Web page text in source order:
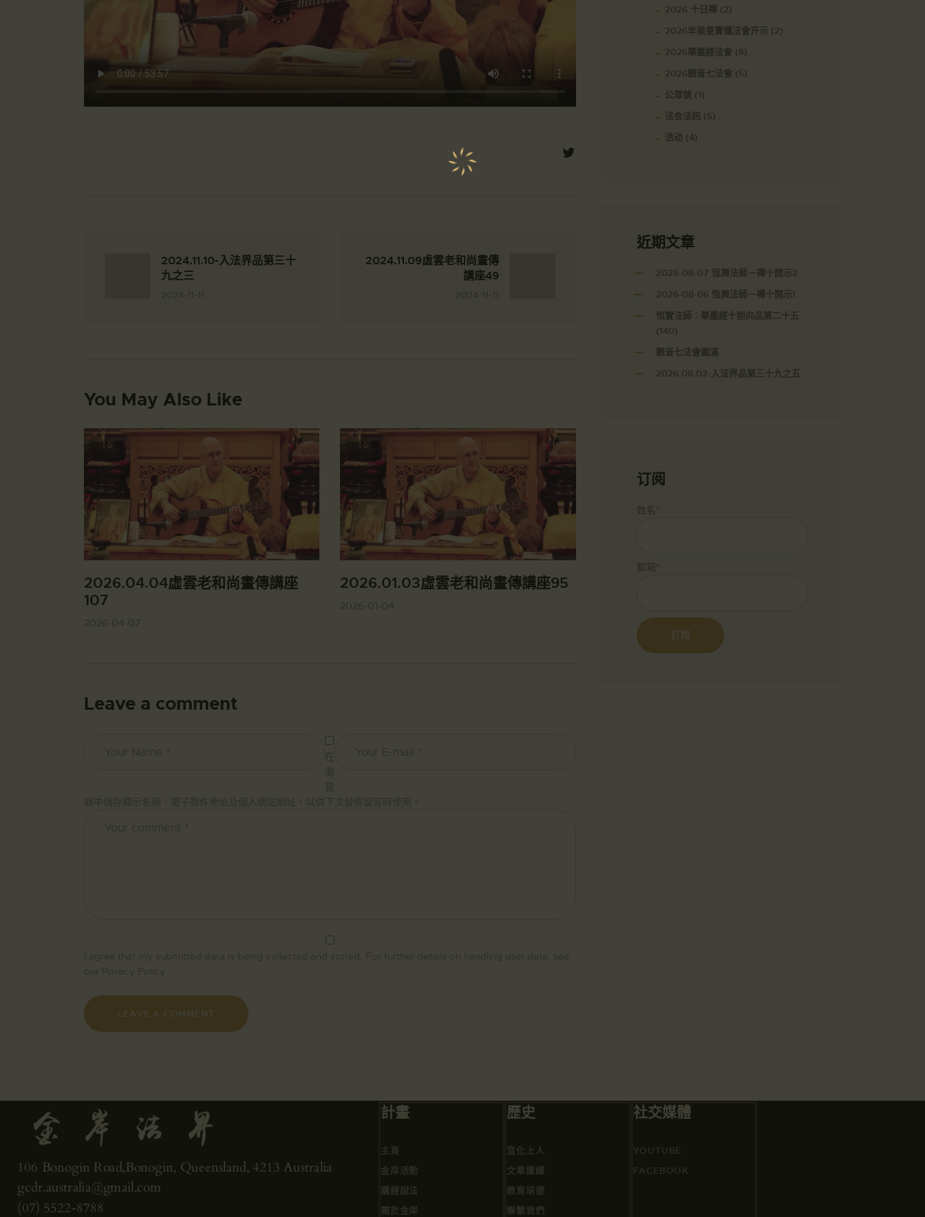
2024.11.10-入法界品第三十
九之三
2024.11.09虛雲老和尚畫傳
講座49
You May Also Like
2026.04.04虛雲老和尚畫傳講座
107
2026.01.03虛雲老和尚畫傳講座95
Leave a comment
2026 十日禪
(2)
2026年梁皇寶懺法會开示 (2)
2026華嚴經法會 (8)
2026觀音七法會 (5)
公眾號 (1)
法会法訊 (5)
活动 (4)
近期文章
2026-08-07 恆興法師－禪十開示2
2026-08-06 恆興法師－禪十開示1
恒實法師：華嚴經十迴向品第二十五
(140)
觀音七法會圓滿
2026.08.02-入法界品第三十九之五
订阅
姓名*
郵箱*
106 Bonogin Road,Bonogin, Queensland, 4213 Australia
gcdr.australia@gmail.com
(07) 5522-8788
計畫
主頁
金岸活動
講經說法
關於金岸
歷史
宣化上人
文章匯總
教育培德
聯繫我們
社交媒體
YOUTUBE
FACEBOOK